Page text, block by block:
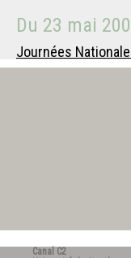
Du 23 mai
Journées
Canal C2